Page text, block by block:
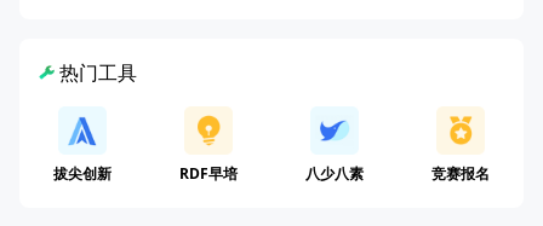
热门工具
拔尖创新 RDF早培 八少八素 竞赛报名